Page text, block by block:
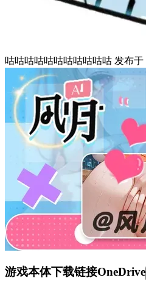
咕咕咕咕咕咕咕咕咕咕咕 发布于
游戏本体下载链接OneDrive